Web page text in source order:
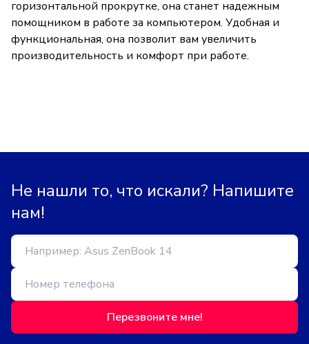
горизонтальной прокрутке, она станет надежным
помощником в работе за компьютером. Удобная и
функциональная, она позволит вам увеличить
производительность и комфорт при работе.
Не нашли то, что искали? Напишите
нам!
Перезвоните мне!